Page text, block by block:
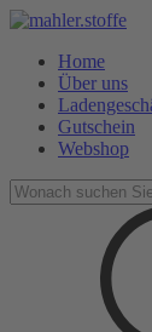
Home
Über uns
Gutschein
Webshop